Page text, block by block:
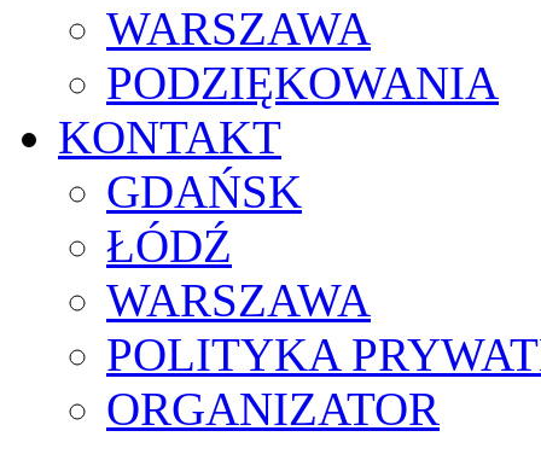
WARSZAWA
PODZIĘKOWANIA
KONTAKT
GDAŃSK
ŁÓDŹ
WARSZAWA
POLITYKA
ORGANIZATOR